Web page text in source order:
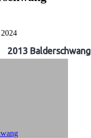
2013 Balderschwang